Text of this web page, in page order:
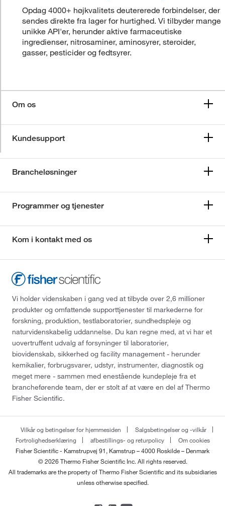
Opdag 4000+ højkvalitets deutererede forbindelser, der
sendes direkte fra lager for hurtighed. Vi tilbyder mange
unikke API'er, herunder aktive farmaceutiske
ingredienser, nitrosaminer, aminosyrer, steroider,
gasser, pesticider og fedtsyrer.
Om os
Kundesupport
Brancheløsninger
Programmer og tjenester
Kom i kontakt med os
Vi holder videnskaben i gang ved at tilbyde over 2,6 millioner
produkter og omfattende supporttjenester til markederne for
forskning, produktion, testlaboratorier, sundhedspleje og
naturvidenskabelig uddannelse. Du kan regne med, at vi har et
uovertruffent udvalg af forsyninger til laboratorier,
biovidenskab, sikkerhed og facility management - herunder
kemikalier, forbrugsvarer, udstyr, instrumenter, diagnostik og
meget mere - sammen med enestående kundepleje fra et
brancheførende team, der er stolt af at være en del af Thermo
Fisher Scientific.
Vilkår og betingelser for hjemmesiden
Salgsbetingelser og -vilkår
Fortrolighedserklæring
afbestillings- og returpolicy
Om cookies
Fisher Scientific - Kamstrupvej 91, Kamstrup – 4000 Roskilde – Denmark
© 2026 Thermo Fisher Scientific Inc. All rights reserved.
All trademarks are the property of Thermo Fisher Scientific and its subsidiaries
unless otherwise specified.